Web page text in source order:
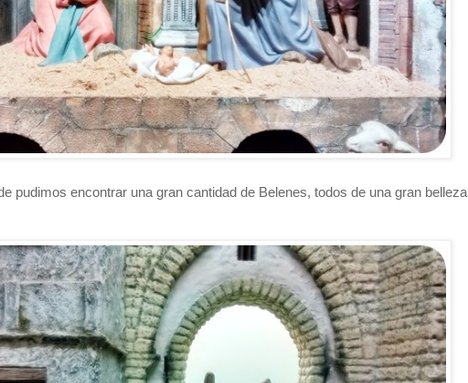
pudimos encontrar una gran cantidad de Belenes, todos de una gran belleza